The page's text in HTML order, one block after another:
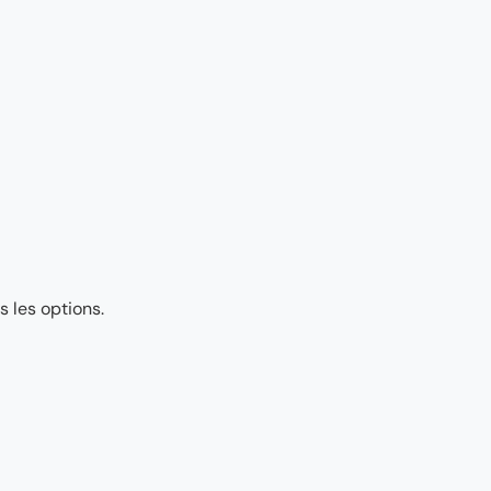
les options.